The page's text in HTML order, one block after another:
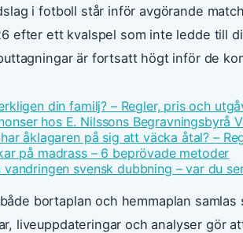
i fotboll står inför avgörande
efter ett kvalspel som inte ledde till
är fortsatt högt inför de
din familj? – Regler, pris och
hos E. Nilssons Begravningsbyrå
åklagaren på sig att väcka åtal? –
på madrass – 6 beprövade metoder
svensk dubbning – var du
bortaplan och hemmaplan
liveuppdateringar och analyser gör